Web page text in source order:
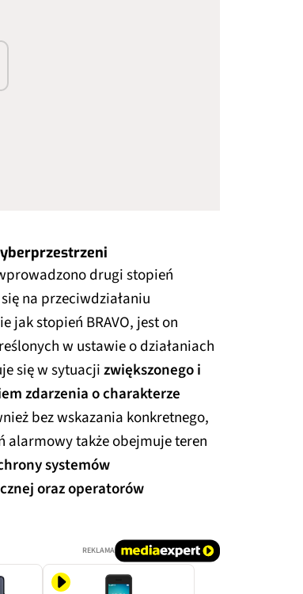
drugi stopień
na przeciwdziałaniu
jak stopień BRAVO, jest on
w ustawie o działaniach
się w sytuacjizwiększonego i
zdarzenia o charakterze
bez wskazania konkretnego,
alarmowy także obejmuje teren
systemów
oraz operatorów
REKLAMA